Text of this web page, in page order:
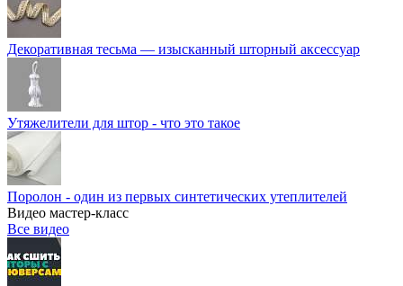
Декоративная тесьма — изысканный шторный аксессуар
Утяжелители для штор - что это такое
Поролон - один из первых синтетических утеплителей
Видео мастер-класс
Все видео